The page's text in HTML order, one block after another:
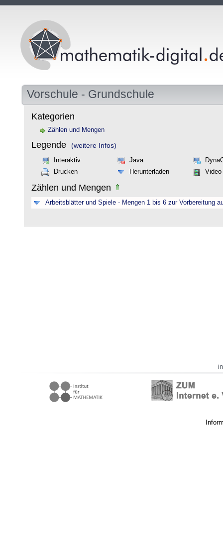
Vorschule - Grundschule
Kategorien
Zählen und Mengen
Legende (weitere Infos)
Interaktiv Java
Drucken
Herunterladen Video
Zählen und Mengen
Arbeitsblätter und Spiele - Mengen 1 bis 6 zur Vorbereitung